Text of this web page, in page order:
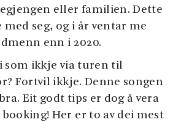
eller familien. Dette
seg, og i år ventar me
enn i 2020.
som ikkje via turen til
Fortvil ikkje. Denne songen
Eit godt tips er dog å vera
Her er to av dei mest